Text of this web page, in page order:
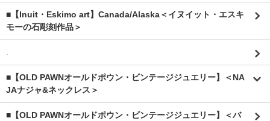
■【Inuit・Eskimo art】Canada/Alaska＜イヌイット・エスキ
モーの石彫刻作品＞
.
■【OLD PAWNオールドポウン・ビンテージジュエリー】＜NA
JAナジャ&ネックレス＞
■【OLD PAWNオールドポウン・ビンテージジュエリー】＜バ